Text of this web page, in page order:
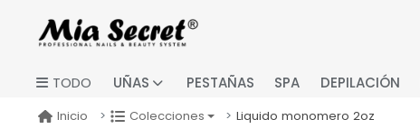
TODO UÑAS PESTAÑAS SPA DEPILACIÓN
Inicio Colecciones Liquido monomero 2oz